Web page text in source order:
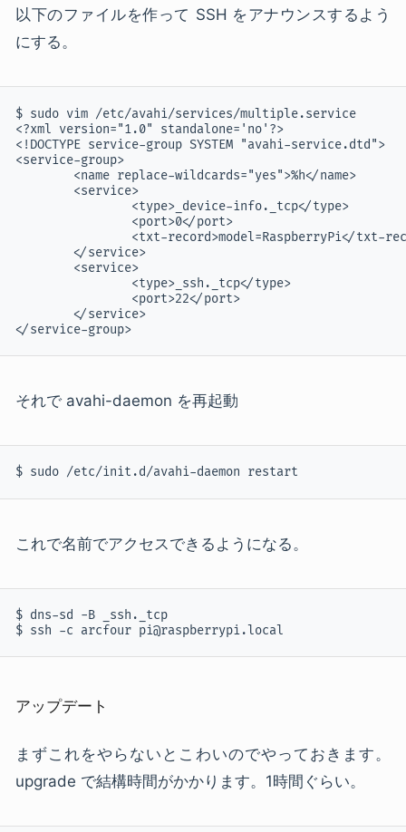
以下のファイルを作って SSH をアナウンスするよう
にする。
$ sudo vim /etc/avahi/services/multiple.service
<?xml version="1.0" standalone='no'?>
<!DOCTYPE service-group SYSTEM "avahi-service.dtd">
<service-group>
        <name replace-wildcards="yes">%h</name>
        <service>
                <type>_device-info._tcp</type>
                <port>0</port>
<txt-record>model=RaspberryPi</txt-
        </service>
        <service>
                <type>_ssh._tcp</type>
                <port>22</port>
        </service>
</service-group>
それで avahi-daemon を再起動
$ sudo /etc/init.d/avahi-daemon restart
これで名前でアクセスできるようになる。
$ dns-sd -B _ssh._tcp
$ ssh -c arcfour pi@raspberrypi.local
アップデート
まずこれをやらないとこわいのでやっておきます。
upgrade で結構時間がかかります。1時間ぐらい。